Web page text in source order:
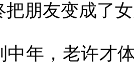
把朋友变成了
，老许才体